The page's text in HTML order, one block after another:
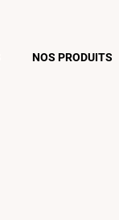
NOS PRODUITS